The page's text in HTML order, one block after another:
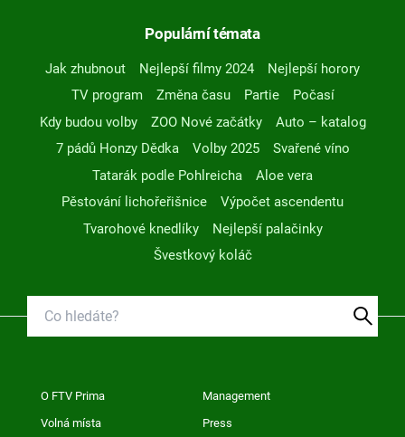
Populární témata
Jak zhubnout Nejlepší filmy 2024
Nejlepší horory
TV program
Změna času Partie
Počasí
Kdy budou volby
ZOO Nové začátky
Auto – katalog
7 pádů Honzy Dědka
Volby 2025
Svařené víno
Tatarák podle Pohlreicha
Aloe vera
Pěstování lichořeřišnice
Výpočet ascendentu
Tvarohové knedlíky
Nejlepší palačinky
Švestkový koláč
O FTV Prima Management
Volná místa Press